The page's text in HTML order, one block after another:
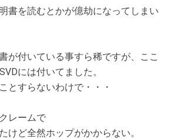
書を読むとかが億劫になってしまい
が付いている事すら稀ですが、ここ
には付いてました。
とすらないわけで・・・
レームで
けど全然ホップがかからない。